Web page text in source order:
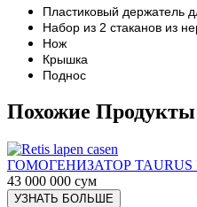
Пластиковый держатель
Набор из 2 стаканов из
Нож
Крышка
Поднос
Похожие Продукты
ГОМОГЕНИЗАТОР TAURUS
43 000 000 сум
УЗНАТЬ БОЛЬШЕ